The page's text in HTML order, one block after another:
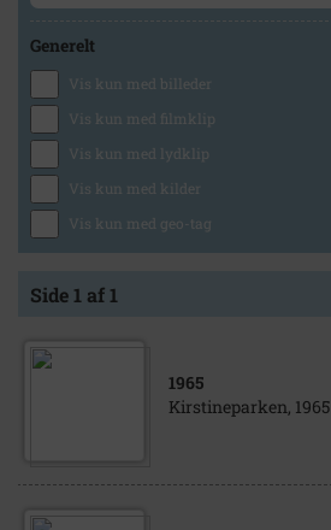
Generelt
Vis kun med billeder
Vis kun med filmklip
Vis kun med lydklip
Vis kun med kilder
Vis kun med geo-tag
Side 1 af 1
1965
Kirstineparken, 1965